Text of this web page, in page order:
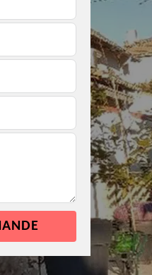
Hydrofuge toiture 01